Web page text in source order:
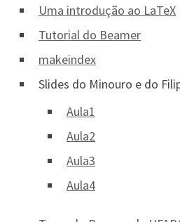
Uma introdução ao LaTeX
Tutorial do Beamer
makeindex
Slides do Minouro e do
Aula1
Aula2
Aula3
Aula4